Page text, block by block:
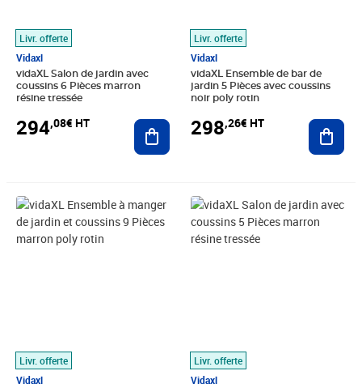
Livr. offerte
Vidaxl
vidaXL Salon de jardin avec
coussins 6 Pièces marron
résine tressée
294,08€ HT Ajouter au panier
Livr. offerte
Vidaxl
vidaXL Ensemble de bar de
jardin 5 Pièces avec coussins
noir poly rotin
298,26€ HT
Livr. offerte
Vidaxl
Prix barré 1044,99€ HT
Prix 603,24€ HT
Livr. offerte
Vidaxl
Prix 259,28€ HT